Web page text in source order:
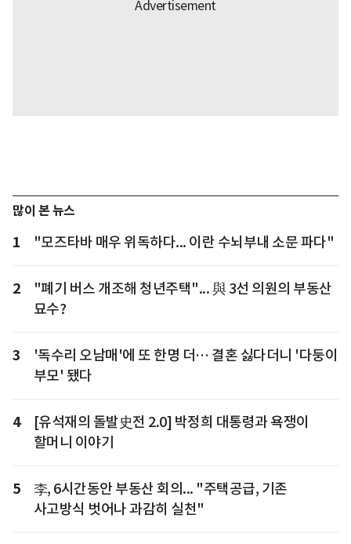
많이 본 뉴스
1 "모즈타바 매우 위독하다... 이란 수뇌부내 소문 파다"
2
"폐기 버스 개조해 청년주택"... 與 3선 의원의 부동산
묘수?
3
'독수리 오남매'에 또 한명 더… 결혼 싫다더니 '다둥이
부모' 됐다
4
[유석재의 돌발史전 2.0] 박정희 대통령과 욕쟁이
할머니 이야기
5
李, 6시간동안 부동산 회의... "주택공급, 기존
사고방식 벗어나 과감히 실천"